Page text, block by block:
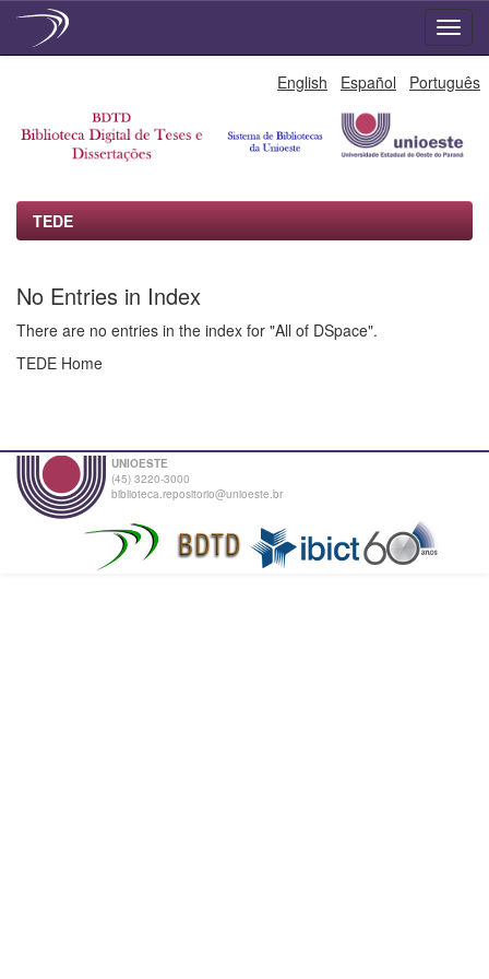
English Español Português
TEDE
No Entries in Index
There are no entries in the index for "All of DSpace".
TEDE Home
UNIOESTE
(45) 3220-3000
biblioteca.repositorio@unioeste.br